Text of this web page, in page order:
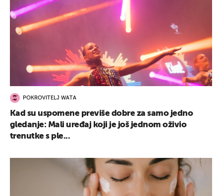
POKROVITELJ WATA
Kad su uspomene previše dobre za samo jedno
gledanje: Mali uređaj koji je još jednom oživio
trenutke s ple...